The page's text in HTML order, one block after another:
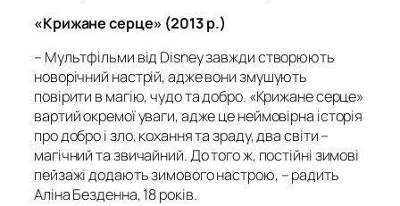
«Крижане серце» (2013 р.)
– Мультфільми від Disney завжди створюють
новорічний настрій, адже вони змушують
повірити в магію, чудо та добро. «Крижане серце»
вартий окремої уваги, адже це неймовірна історія
про добро і зло, кохання та зраду, два світи –
магічний та звичайний. До того ж, постійні зимові
пейзажі додають зимового настрою, – радить
Аліна Безденна, 18 років.